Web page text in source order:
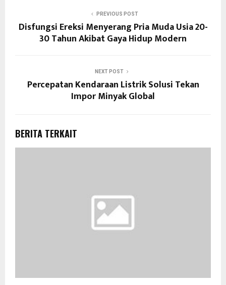
PREVIOUS POST
Disfungsi Ereksi Menyerang Pria Muda Usia 20-
30 Tahun Akibat Gaya Hidup Modern
NEXT POST
Percepatan Kendaraan Listrik Solusi Tekan
Impor Minyak Global
BERITA TERKAIT